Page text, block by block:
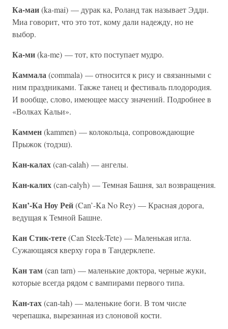
Ка-маи(ka-mai) — дурак ка, Роланд так называет Эдди.
Миа говорит, что это тот, кому дали надежду, но не
выбор.
Ка-ми(ka-me) — тот, кто поступает мудро.
Каммала(commala) — относится к рису и связанными с
ним праздниками. Также танец и фестиваль плодородия.
И вообще, слово, имеющее массу значений. Подробнее в
«Волках Кальи».
Каммен(kammen) — колокольца, сопровождающие
Прыжок (тодэш).
Кан-калах(can-calah) — ангелы.
Кан-калих(can-calyh) — Темная Башня, зал возвращения.
Кан’-Ка Ноу Рей(Can’-Ka No Rey) — Красная дорога,
ведущая к Темной Башне.
Кан Стик-тете(Can Steek-Tete) — Маленькая игла.
Сужающаяся кверху гора в Тандерклепе.
Кан там(can tarn) — маленькие доктора, черные жуки,
которые всегда рядом с вампирами первого типа.
Кан-тах(can-tah) — маленькие боги. В том числе
черепашка, вырезанная из слоновой кости.